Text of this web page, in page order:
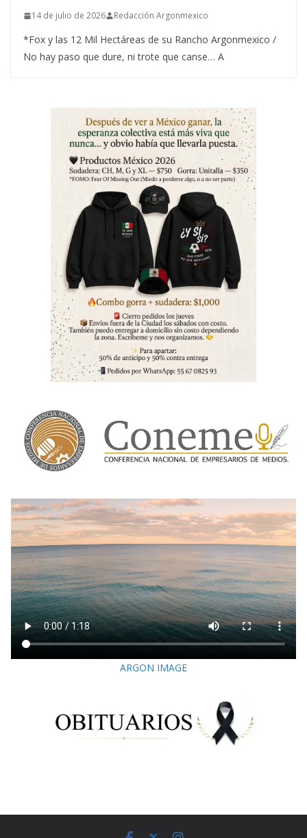
14 de julio de 2026 Redacción Argonmexico
*Fox y las 12 Mil Hectáreas de su Rancho Argonmexico /
No hay paso que dure, ni trote que canse… A
ARGON IMAGE